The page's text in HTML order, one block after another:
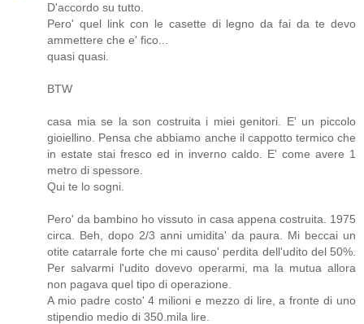
D'accordo su tutto.
Pero' quel link con le casette di legno da fai da te devo
ammettere che e' fico...
quasi quasi.
BTW
casa mia se la son costruita i miei genitori. E' un piccolo
gioiellino. Pensa che abbiamo anche il cappotto termico che
in estate stai fresco ed in inverno caldo. E' come avere 1
metro di spessore.
Qui te lo sogni.
Pero' da bambino ho vissuto in casa appena costruita. 1975
circa. Beh, dopo 2/3 anni umidita' da paura. Mi beccai un
otite catarrale forte che mi causo' perdita dell'udito del 50%.
Per salvarmi l'udito dovevo operarmi, ma la mutua allora
non pagava quel tipo di operazione.
A mio padre costo' 4 milioni e mezzo di lire, a fronte di uno
stipendio medio di 350.mila lire.